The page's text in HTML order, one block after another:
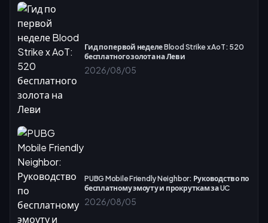
Гид по первой неделе Blood Strike x AoT: 520
бесплатного золота на Леви
2026/08/05
PUBG Mobile Friendly Neighbor: Руководство по
бесплатному эмоуту и прокруткам за UC
2026/08/05